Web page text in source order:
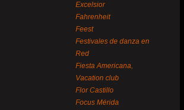
Excelsior
Fahrenheit
Feest
Festivales de danza en
Red
Fiesta Americana,
Vacation club
Flor Castillo
Focus Mérida